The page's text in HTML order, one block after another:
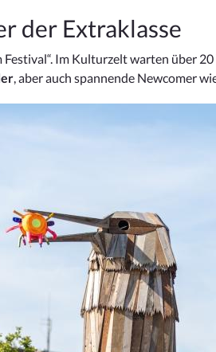
der Extraklasse
Im Kulturzelt warten über
, aber auch spannende Newcomer